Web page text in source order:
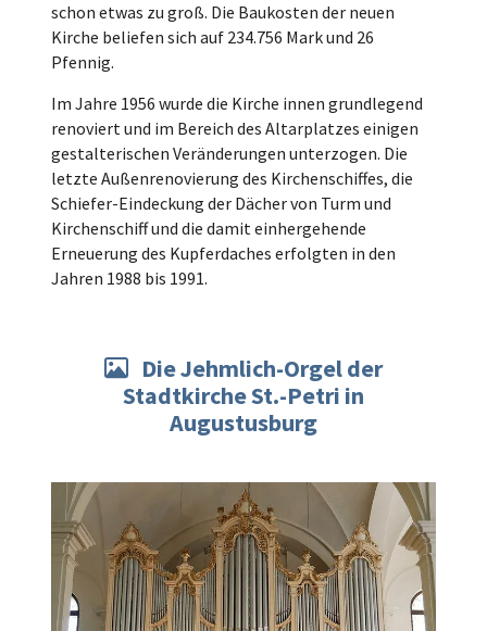
schon etwas zu groß. Die Baukosten der neuen
Kirche beliefen sich auf 234.756 Mark und 26
Pfennig.
Im Jahre 1956 wurde die Kirche innen grundlegend
renoviert und im Bereich des Altarplatzes einigen
gestalterischen Veränderungen unterzogen. Die
letzte Außenrenovierung des Kirchenschiffes, die
Schiefer-Eindeckung der Dächer von Turm und
Kirchenschiff und die damit einhergehende
Erneuerung des Kupferdaches erfolgten in den
Jahren 1988 bis 1991.

Die Jehmlich-Orgel der
Stadtkirche St.-Petri in
Augustusburg